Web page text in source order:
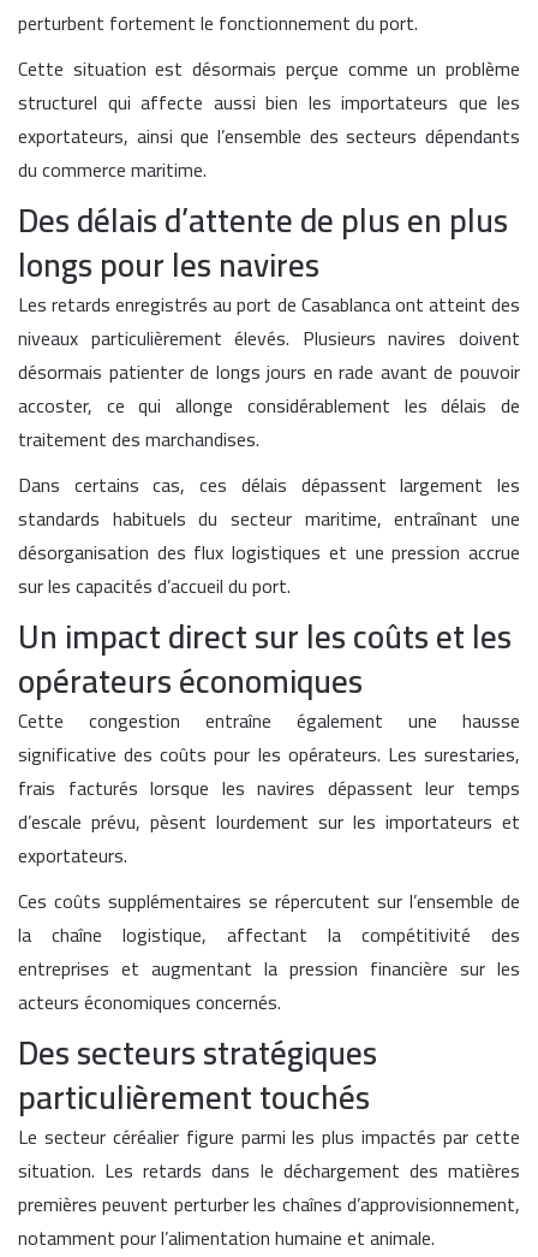
perturbent fortement le fonctionnement du port.
Cette situation est désormais perçue comme un problème
structurel qui affecte aussi bien les importateurs que les
exportateurs, ainsi que l’ensemble des secteurs dépendants
du commerce maritime.
Des délais d’attente de plus en plus
longs pour les navires
Les retards enregistrés au port de Casablanca ont atteint des
niveaux particulièrement élevés. Plusieurs navires doivent
désormais patienter de longs jours en rade avant de pouvoir
accoster, ce qui allonge considérablement les délais de
traitement des marchandises.
Dans certains cas, ces délais dépassent largement les
standards habituels du secteur maritime, entraînant une
désorganisation des flux logistiques et une pression accrue
sur les capacités d’accueil du port.
Un impact direct sur les coûts et les
opérateurs économiques
Cette congestion entraîne également une hausse
significative des coûts pour les opérateurs. Les surestaries,
frais facturés lorsque les navires dépassent leur temps
d’escale prévu, pèsent lourdement sur les importateurs et
exportateurs.
Ces coûts supplémentaires se répercutent sur l’ensemble de
la chaîne logistique, affectant la compétitivité des
entreprises et augmentant la pression financière sur les
acteurs économiques concernés.
Des secteurs stratégiques
particulièrement touchés
Le secteur céréalier figure parmi les plus impactés par cette
situation. Les retards dans le déchargement des matières
premières peuvent perturber les chaînes d’approvisionnement,
notamment pour l’alimentation humaine et animale.